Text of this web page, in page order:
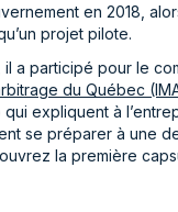
en 2018,
projet pilote.
il a participé pour le
du Québec
expliquent à
se préparer à une
la première